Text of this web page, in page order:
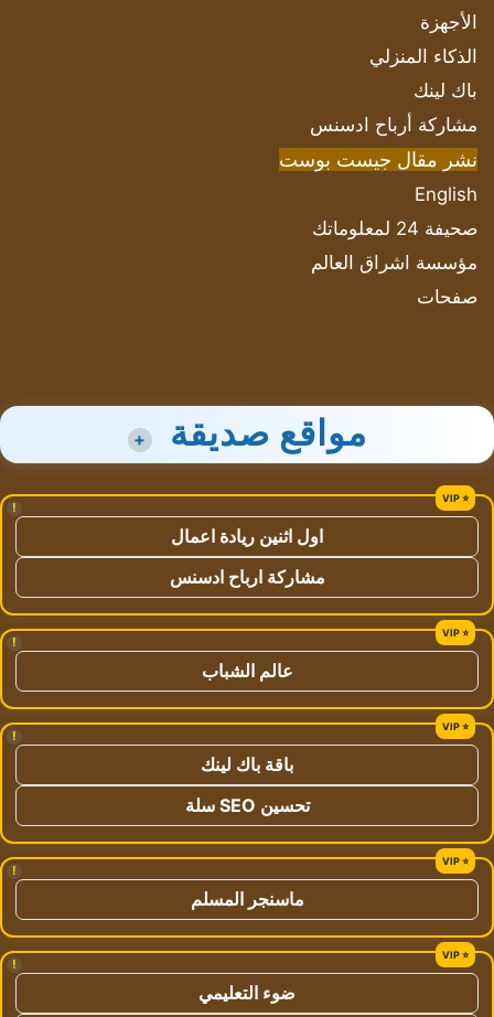
الأجهزة
الذكاء المنزلي
باك لينك
مشاركة أرباح ادسنس
نشر مقال جيست بوست
English
صحيفة 24 لمعلوماتك
مؤسسة اشراق العالم
صفحات
مواقع صديقة +
!
اول اثنين ريادة اعمال
مشاركة ارباح ادسنس
!
عالم الشباب
!
باقة باك لينك
تحسين SEO سلة
!
ماسنجر المسلم
!
ضوء التعليمي